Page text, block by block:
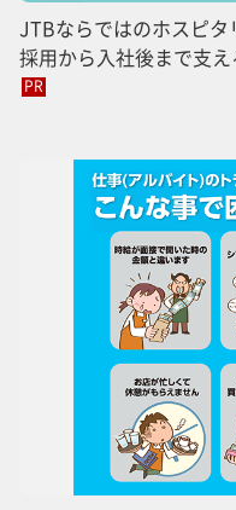
JTBならではのホスピ
採用から入社後まで支
PR